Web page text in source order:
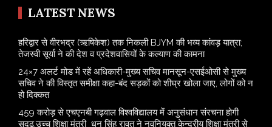
LATEST NEWS
​हरिद्वार से वीरभद्र (ऋषिकेश) तक निकली BJYM की भव्य कांवड़ यात्रा;
तेजस्वी सूर्या ने की देश व प्रदेशवासियों के कल्याण की कामना
24×7 अलर्ट मोड में रहें अधिकारी-मुख्य सचिव मानसून-एसईओसी से मुख्य
सचिव ने की विस्तृत समीक्षा कहा-बंद सड़कों को शीघ्र खोला जाए, लोगों को न
हो दिक्कत
459 करोड़ से एचएनबी गढ़वाल विश्वविद्यालय में अनुसंधान संरचना होगी
सुदृढ,उच्च शिक्षा मंत्री धन सिंह रावत ने नवनियुक्त केन्द्रीय शिक्षा मंत्री से